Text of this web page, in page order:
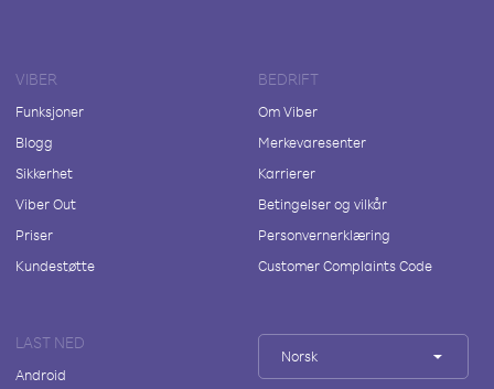
VIBER
Funksjoner
Blogg
Sikkerhet
Viber Out
Priser
Kundestøtte
BEDRIFT
Om Viber
Merkevaresenter
Karrierer
Betingelser og vilkår
Personvernerklæring
Customer Complaints Code
LAST NED
Android
Norsk